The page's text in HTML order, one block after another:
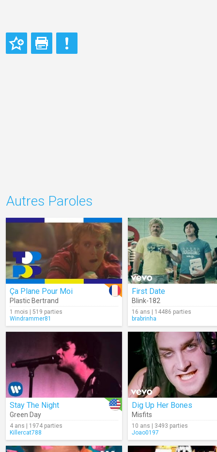
Autres Paroles
Ça Plane Pour Moi
Plastic Bertrand
1 mois | 519 parties
Windrammer81
First Date
Blink-182
16 ans | 14486 parties
brabrinha
Stay The Night
Green Day
4 ans | 1974 parties
Killercat788
Dig Up Her Bones
Misfits
10 ans | 3493 parties
Joao0197